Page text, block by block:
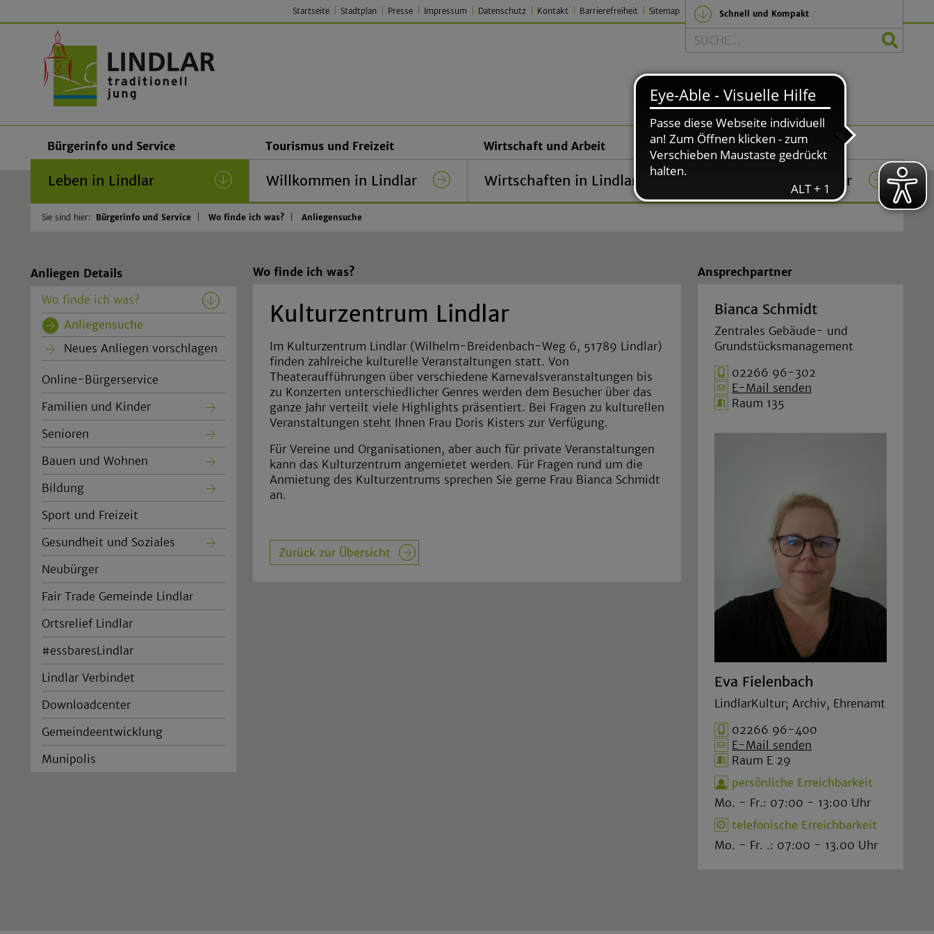
Startseite Stadtplan Presse Impressum Datenschutz Kontakt Barrierefreiheit Sitemap Schnell und Kompakt
Suche
Bürgerinfo und Service
Leben in Lindlar
Tourismus und Freizeit
Willkommen in Lindlar
Wirtschaft und Arbeit
Wirtschaften in Lindlar
Politik und Verwaltung
Das Rathaus in Lindlar
Sie sind hier: Bürgerinfo und Service Wo finde ich was? Anliegensuche
Anliegen Details
Wo finde ich was?
Anliegensuche
Neues Anliegen vorschlagen
Online-Bürgerservice
Familien und Kinder
Senioren
Bauen und Wohnen
Bildung
Sport und Freizeit
Gesundheit und Soziales
Neubürger
Fair Trade Gemeinde Lindlar
Ortsrelief Lindlar
#essbaresLindlar
Lindlar Verbindet
Downloadcenter
Gemeindeentwicklung
Munipolis
Wo finde ich was?
Kulturzentrum Lindlar
Im Kulturzentrum Lindlar (Wilhelm-Breidenbach-Weg 6, 51789 Lindlar)
finden zahlreiche kulturelle Veranstaltungen statt. Von
Theateraufführungen über verschiedene Karnevalsveranstaltungen bis
zu Konzerten unterschiedlicher Genres werden dem Besucher über das
ganze Jahr verteilt viele Highlights präsentiert. Bei Fragen zu kulturellen
Veranstaltungen steht Ihnen Frau Doris Kisters zur Verfügung.
Für Vereine und Organisationen, aber auch für private Veranstaltungen
kann das Kulturzentrum angemietet werden. Für Fragen rund um die
Anmietung des Kulturzentrums sprechen Sie gerne Frau Bianca Schmidt
an.
Zurück zur Übersicht
Ansprechpartner
Bianca Schmidt
Zentrales Gebäude- und
Grundstücksmanagement
02266 96-302
E-Mail senden
Raum 135
Eva Fielenbach
LindlarKultur; Archiv, Ehrenamt
02266 96-400
E-Mail senden
Raum E 29
persönliche Erreichbarkeit
Mo. - Fr.: 07:00 - 13:00 Uhr
telefonische Erreichbarkeit
Mo. - Fr. .: 07:00 - 13.00 Uhr